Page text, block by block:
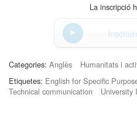
La inscripció
Categories: Anglès Humanitats i
Etiquetes: English for Specific
Technical communication
University